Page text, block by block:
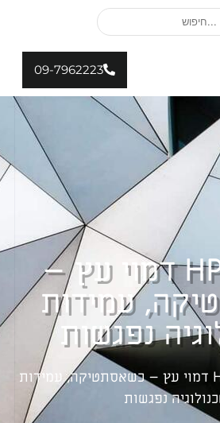
09-7962223
חיפוי HPL דמוי עץ –
עמידות
נפגשות
חיפוי HPL דמוי עץ – כשאסתטיקה, עמידות
נפגשות